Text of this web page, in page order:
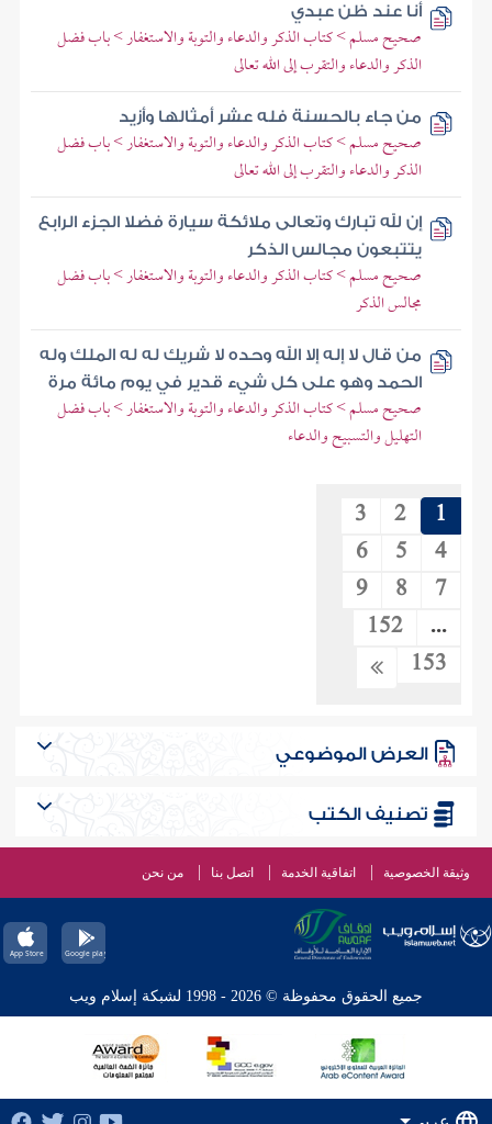
أنا عند ظن عبدي
صحيح مسلم > كتاب الذكر والدعاء والتوبة والاستغفار > باب فضل
الذكر والدعاء والتقرب إلى الله تعالى
من جاء بالحسنة فله عشر أمثالها وأزيد
صحيح مسلم > كتاب الذكر والدعاء والتوبة والاستغفار > باب فضل
الذكر والدعاء والتقرب إلى الله تعالى
إن لله تبارك وتعالى ملائكة سيارة فضلا الجزء الرابع
يتتبعون مجالس الذكر
صحيح مسلم > كتاب الذكر والدعاء والتوبة والاستغفار > باب فضل
مجالس الذكر
من قال لا إله إلا الله وحده لا شريك له له الملك وله
الحمد وهو على كل شيء قدير في يوم مائة مرة
صحيح مسلم > كتاب الذكر والدعاء والتوبة والاستغفار > باب فضل
التهليل والتسبيح والدعاء
1
2
3
4
5
6
7
8
9
...
152
153
العرض الموضوعي
تصنيف الكتب
وثيقة الخصوصية اتفاقية الخدمة اتصل بنا من نحن
جميع الحقوق محفوظة © 2026 - 1998 لشبكة إسلام ويب